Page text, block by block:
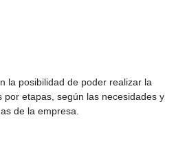
la posibilidad de poder realizar la
por etapas, según las necesidades y
de la empresa.